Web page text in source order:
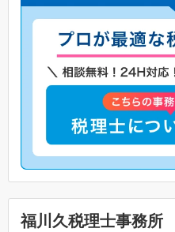
福川久税理士事務所